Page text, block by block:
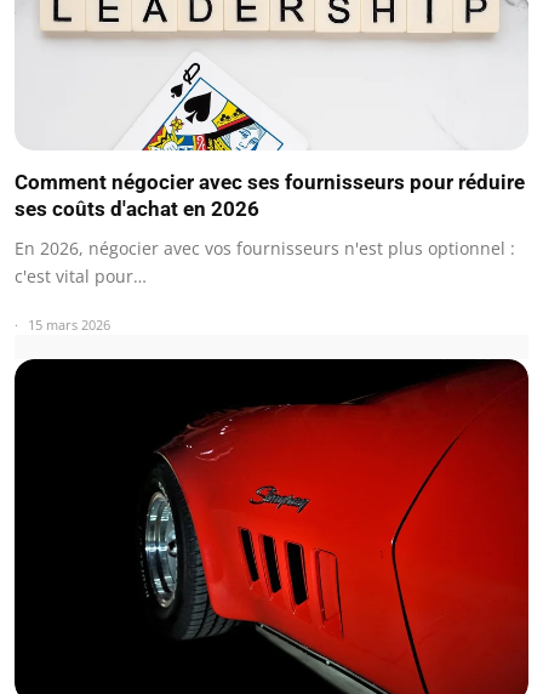
Comment négocier avec ses fournisseurs pour réduire
ses coûts d'achat en 2026
En 2026, négocier avec vos fournisseurs n'est plus optionnel :
c'est vital pour…
15 mars 2026